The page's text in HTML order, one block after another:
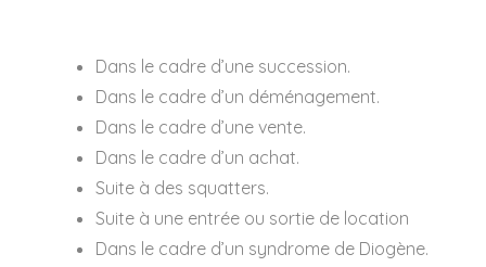
Dans le cadre d’une succession.
Dans le cadre d’un déménagement.
Dans le cadre d’une vente.
Dans le cadre d’un achat.
Suite à des squatters.
Suite à une entrée ou sortie de location
Dans le cadre d’un syndrome de Diogène.